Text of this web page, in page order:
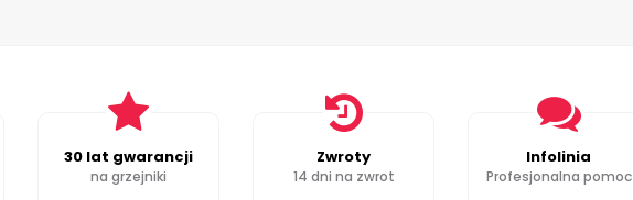
30 lat gwarancji
na grzejniki
Zwroty
14 dni na zwrot
Infolinia
Profesjonalna pomoc